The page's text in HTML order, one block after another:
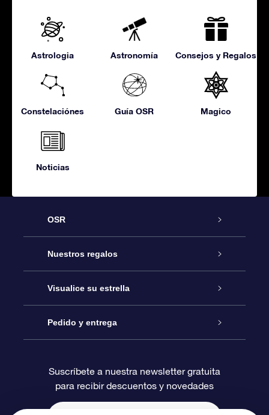
Astrologia Astronomía Consejos y Regalos
Constelaciónes Guía OSR Magico
Noticias
OSR
Atención
Contáctanos
Blog
Reseñas
Nuestros regalos
Regalo Estrella Online
Paquete de Regalo OSR
Tarjeta de Regalo OSR
Visualice su estrella
Registro estelar
Página de Estrella Personalizada
Pedido y entrega
Información de Pago
Suscríbete a nuestra newsletter gratuita
para recibir descuentos y novedades